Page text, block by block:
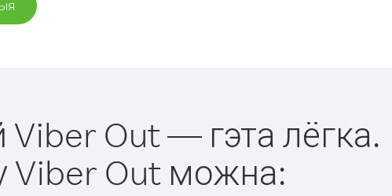
Viber Out — гэта лёгка.
Viber Out можна: